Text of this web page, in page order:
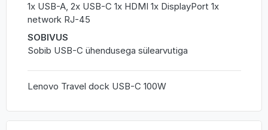
1x USB-A, 2x USB-C 1x HDMI 1x DisplayPort 1x
network RJ-45
SOBIVUS
Sobib USB-C ühendusega sülearvutiga
Lenovo Travel dock USB-C 100W